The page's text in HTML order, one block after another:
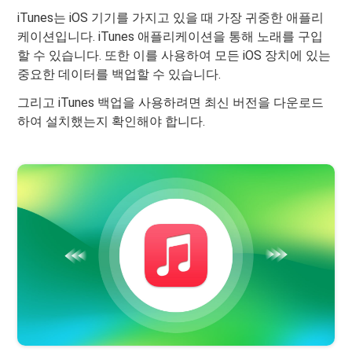
iTunes는 iOS 기기를 가지고 있을 때 가장 귀중한 애플리
케이션입니다. iTunes 애플리케이션을 통해 노래를 구입
할 수 있습니다. 또한 이를 사용하여 모든 iOS 장치에 있는
중요한 데이터를 백업할 수 있습니다.
그리고 iTunes 백업을 사용하려면 최신 버전을 다운로드
하여 설치했는지 확인해야 합니다.